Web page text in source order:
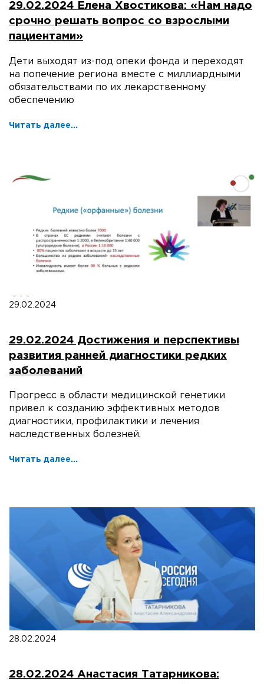
29.02.2024 Елена Хвостикова: «Нам надо
срочно решать вопрос со взрослыми
пациентами»
Дети выходят из-под опеки фонда и переходят
на попечение региона вместе с миллиардными
обязательствами по их лекарственному
обеспечению
Читать далее...
29.02.2024
29.02.2024 Достижения и перспективы
развития ранней диагностики редких
заболеваний
Прогресс в области медицинской генетики
привел к созданию эффективных методов
диагностики, профилактики и лечения
наследственных болезней.
Читать далее...
28.02.2024
28.02.2024 Анастасия Татарникова: